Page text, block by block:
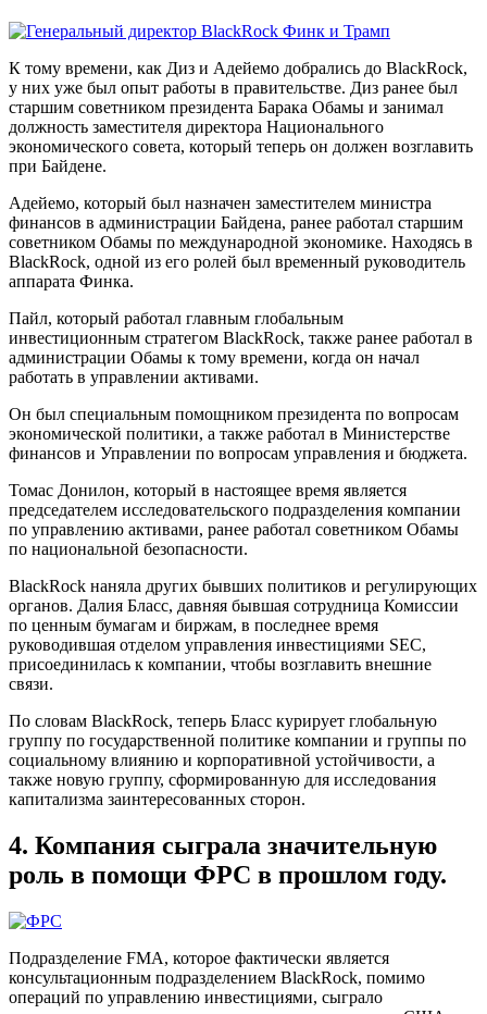
К тому времени, как Диз и Адейемо добрались до BlackRock,
у них уже был опыт работы в правительстве. Диз ранее был
старшим советником президента Барака Обамы и занимал
должность заместителя директора Национального
экономического совета, который теперь он должен возглавить
при Байдене.
Адейемо, который был назначен заместителем министра
финансов в администрации Байдена, ранее работал старшим
советником Обамы по международной экономике. Находясь в
BlackRock, одной из его ролей был временный руководитель
аппарата Финка.
Пайл, который работал главным глобальным
инвестиционным стратегом BlackRock, также ранее работал в
администрации Обамы к тому времени, когда он начал
работать в управлении активами.
Он был специальным помощником президента по вопросам
экономической политики, а также работал в Министерстве
финансов и Управлении по вопросам управления и бюджета.
Томас Донилон, который в настоящее время является
председателем исследовательского подразделения компании
по управлению активами, ранее работал советником Обамы
по национальной безопасности.
BlackRock наняла других бывших политиков и регулирующих
органов. Далия Бласс, давняя бывшая сотрудница Комиссии
по ценным бумагам и биржам, в последнее время
руководившая отделом управления инвестициями SEC,
присоединилась к компании, чтобы возглавить внешние
связи.
По словам BlackRock, теперь Бласс курирует глобальную
группу по государственной политике компании и группы по
социальному влиянию и корпоративной устойчивости, а
также новую группу, сформированную для исследования
капитализма заинтересованных сторон.
4. Компания сыграла значительную
роль в помощи ФРС в прошлом году.
Подразделение FMA, которое фактически является
консультационным подразделением BlackRock, помимо
операций по управлению инвестициями, сыграло